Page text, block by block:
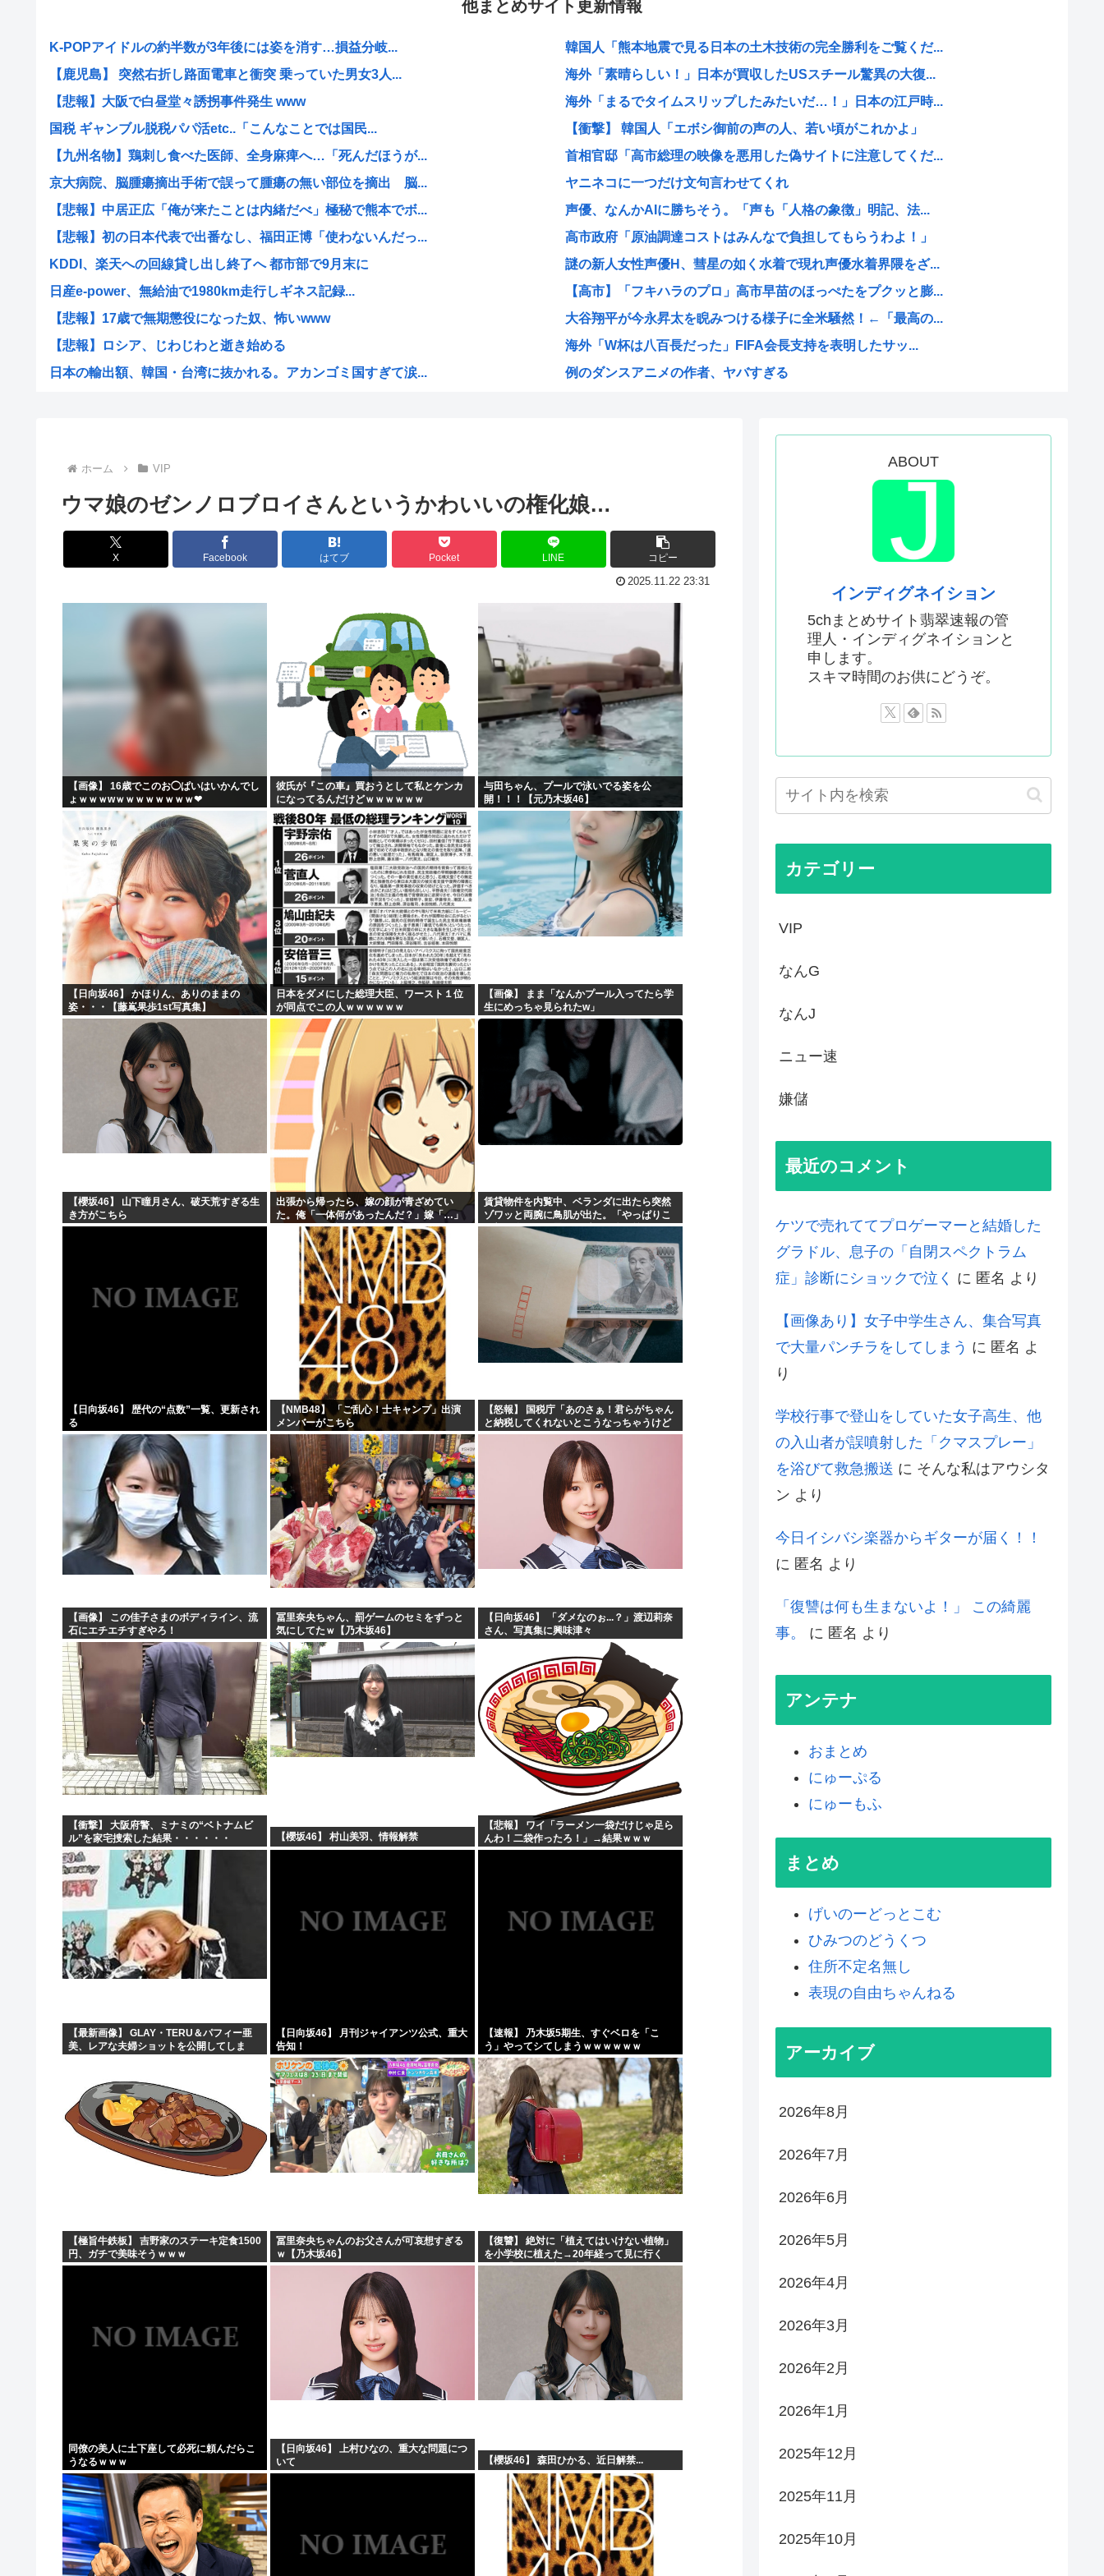
他まとめサイト更新情報
K-POPアイドルの約半数が3年後には姿を消す…損益分岐...
【鹿児島】 突然右折し路面電車と衝突 乗っていた男女3人...
【悲報】大阪で白昼堂々誘拐事件発生 www
国税 ギャンブル脱税パパ活etc..「こんなことでは国民...
【九州名物】鶏刺し食べた医師、全身麻痺へ…「死んだほうが...
京大病院、脳腫瘍摘出手術で誤って腫瘍の無い部位を摘出 脳...
【悲報】中居正広「俺が来たことは内緒だべ」極秘で熊本でボ...
【悲報】初の日本代表で出番なし、福田正博「使わないんだっ...
KDDI、楽天への回線貸し出し終了へ 都市部で9月末に
日産e-power、無給油で1980km走行しギネス記録...
【悲報】17歳で無期懲役になった奴、怖いwww
【悲報】ロシア、じわじわと逝き始める
日本の輸出額、韓国・台湾に抜かれる。アカンゴミ国すぎて涙...
【悲報】「米軍を粉砕しろ！」在韓米軍基地に突入した韓国学...
税務署員1億円超脱税疑い 詐取金で競艇か、国税当局
【動画あり】ミスイタリア地方予選、黒人女性が優勝し炎上
ショートスリーパーさん「寝たほうがいいのでは？」にブチギ...
トッモ「ワイ5年かけて500万貯めてん、これで焼き鳥屋や...
理容室経営て今から難しい？収入や資金、集客はどれくらい必...
高市早苗の消費税減税、93%が「賛成」www
首相官邸、"映え"を意識した高市首相熊本訪問の感動BGM...
【画像】女子高生さん、男に抱かれまくった結果www
【動画】 広島記念公園を追い出された左翼さん、流石にキモ...
【批判】ラノベ作家（52）「新作ラブコメ書いたぞ！ｗ」X...
落合博満の晩年の成績(1991-1998)、ギリ擁護でき...
韓国人「熊本地震で見る日本の土木技術の完全勝利をご覧くだ...
海外「素晴らしい！」日本が買収したUSスチール驚異の大復...
海外「まるでタイムスリップしたみたいだ…！」日本の江戸時...
【衝撃】 韓国人「エボシ御前の声の人、若い頃がこれかよ」
首相官邸「高市総理の映像を悪用した偽サイトに注意してくだ...
ヤニネコに一つだけ文句言わせてくれ
声優、なんかAIに勝ちそう。「声も「人格の象徴」明記、法...
高市政府「原油調達コストはみんなで負担してもらうわよ！」
謎の新人女性声優H、彗星の如く水着で現れ声優水着界隈をざ...
【高市】「フキハラのプロ」高市早苗のほっぺたをプクッと膨...
大谷翔平が今永昇太を睨みつける様子に全米騒然！←「最高の...
海外「W杯は八百長だった」FIFA会長支持を表明したサッ...
例のダンスアニメの作者、ヤバすぎる
国家情報局のスパイ通報フォーム、マイクロソフト365だっ...
ちいかわのモモンガ、逝きそう
韓国人「韓国に10年間の出場権剥奪や過去ワールドカップ、...
高市首相、出張マッサージへ
アキバ冥途戦争とかいうアニメwww
【高市】ゴラム(56歳)、女子中学生をナイフで脅し性的暴...
5ちゃんのどこでもいいけど、日本人の税金使って日本人批判...
海外「あるある！」日本を旅行した外国人が患う新たな症状「...
韓国が独自開発したと自慢する甘いトマト、実はそこら辺のト...
埼玉川越に突如として「モスク」が自生 外国人「自分たちは...
はっきり言う、プリキュア見た事ない
自民党、古謝玄太の推薦を決定 沖縄県知事選
【映画悲報】日本(ジャップ)の映画界、完全に終わる…現代...
ホーム VIP
ウマ娘のゼンノロブロイさんというかわいいの権化娘…
X Facebook はてブ Pocket LINE コピー
2025.11.22 23:31
【画像】 16歳でこのお◯ぱいはいかんでし
ょｗｗｗwｗｗｗｗｗｗｗｗ❤
彼氏が『この車』買おうとして私とケンカ
になってるんだけどｗｗｗｗｗｗ
与田ちゃん、プールで泳いでる姿を公
開！！！【元乃木坂46】
【日向坂46】 かほりん、ありのままの
姿・・・【藤嶌果歩1st写真集】
日本をダメにした総理大臣、ワースト１位
が同点でこの人ｗｗｗｗｗｗ
【画像】 まま「なんかプール入ってたら学
生にめっちゃ見られたw」
【櫻坂46】 山下瞳月さん、破天荒すぎる生
き方がこちら
出張から帰ったら、嫁の顔が青ざめてい
た。俺「一体何があったんだ？」嫁「…」
→子供たちに話を聞くと…
賃貸物件を内覧中、ベランダに出たら突然
ゾワッと両腕に鳥肌が出た。「やっぱりこ
の部屋嫌だ」と思った瞬間、体が前にドン
ッと突き飛ばされて…
【日向坂46】 歴代の“点数”一覧、更新され
る
【NMB48】 「ご乱心！士キャンプ」出演
メンバーがこちら
【怒報】 国税庁「あのさぁ！君らがちゃん
と納税してくれないとこうなっちゃうけど
どうする？！」←これw w w w w w w w
【画像】 この佳子さまのボディライン、流
石にエチエチすぎやろ！
冨里奈央ちゃん、罰ゲームのセミをずっと
気にしてたｗ【乃木坂46】
【日向坂46】 「ダメなのぉ...？」渡辺莉奈
さん、写真集に興味津々
【衝撃】 大阪府警、ミナミの“ベトナムビ
ル”を家宅捜索した結果・・・・・・
【櫻坂46】 村山美羽、情報解禁
【悲報】 ワイ「ラーメン一袋だけじゃ足ら
んわ！二袋作ったろ！」→結果ｗｗｗ
【最新画像】 GLAY・TERU＆パフィー亜
美、レアな夫婦ショットを公開してしま
【日向坂46】 月刊ジャイアンツ公式、重大
告知！
【速報】 乃木坂5期生、すぐベロを「こ
う」やってシてしまうｗｗｗｗｗｗ
【極旨牛鉄板】 吉野家のステーキ定食1500
円、ガチで美味そうｗｗｗ
冨里奈央ちゃんのお父さんが可哀想すぎる
ｗ【乃木坂46】
【復讐】 絶対に「植えてはいけない植物」
を小学校に植えた→20年経って見に行く
と…「！？」衝撃の光景が・・・
同僚の美人に土下座して必死に頼んだらこ
うなるｗｗｗ
【日向坂46】 上村ひなの、重大な問題につ
いて
【櫻坂46】 森田ひかる、近日解禁...
ABOUT
インディグネイション
5chまとめサイト翡翠速報の管
理人・インディグネイションと
申します。
スキマ時間のお供にどうぞ。
カテゴリー
VIP
なんG
なんJ
ニュー速
嫌儲
最近のコメント
ケツで売れててプロゲーマーと結婚した
グラドル、息子の「自閉スペクトラム
症」診断にショックで泣く に 匿名 より
【画像あり】女子中学生さん、集合写真
で大量パンチラをしてしまう に 匿名 よ
り
学校行事で登山をしていた女子高生、他
の入山者が誤噴射した「クマスプレー」
を浴びて救急搬送 に そんな私はアウシタ
ン より
今日イシバシ楽器からギターが届く！！
に 匿名 より
「復讐は何も生まないよ！」 この綺麗
事。
に 匿名 より
アンテナ
おまとめ
にゅーぷる
にゅーもふ
まとめ
げいのーどっとこむ
ひみつのどうくつ
住所不定名無し
表現の自由ちゃんねる
アーカイブ
2026年8月
2026年7月
2026年6月
2026年5月
2026年4月
2026年3月
2026年2月
2026年1月
2025年12月
2025年11月
2025年10月